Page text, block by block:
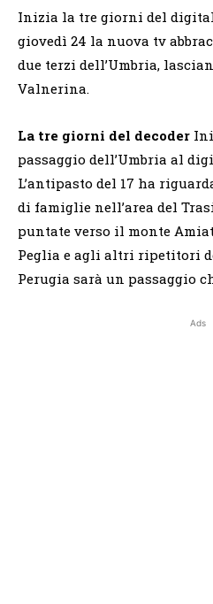
Inizia la tre giorni del
giovedì 24 la nuova tv
due terzi dell’Umbria,
Valnerina.
La tre giorni del decoder
passaggio dell’Umbria al
L’antipasto del 17 ha
di famiglie nell’area del
puntate verso il monte
Peglia e agli altri ripetitori
Perugia sarà un passaggio
Ads